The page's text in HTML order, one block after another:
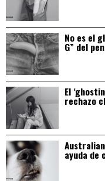
No es el
G” del
El
rechazo
ayuda